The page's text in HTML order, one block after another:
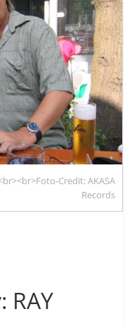
Credit: AKASA
Records
RAY